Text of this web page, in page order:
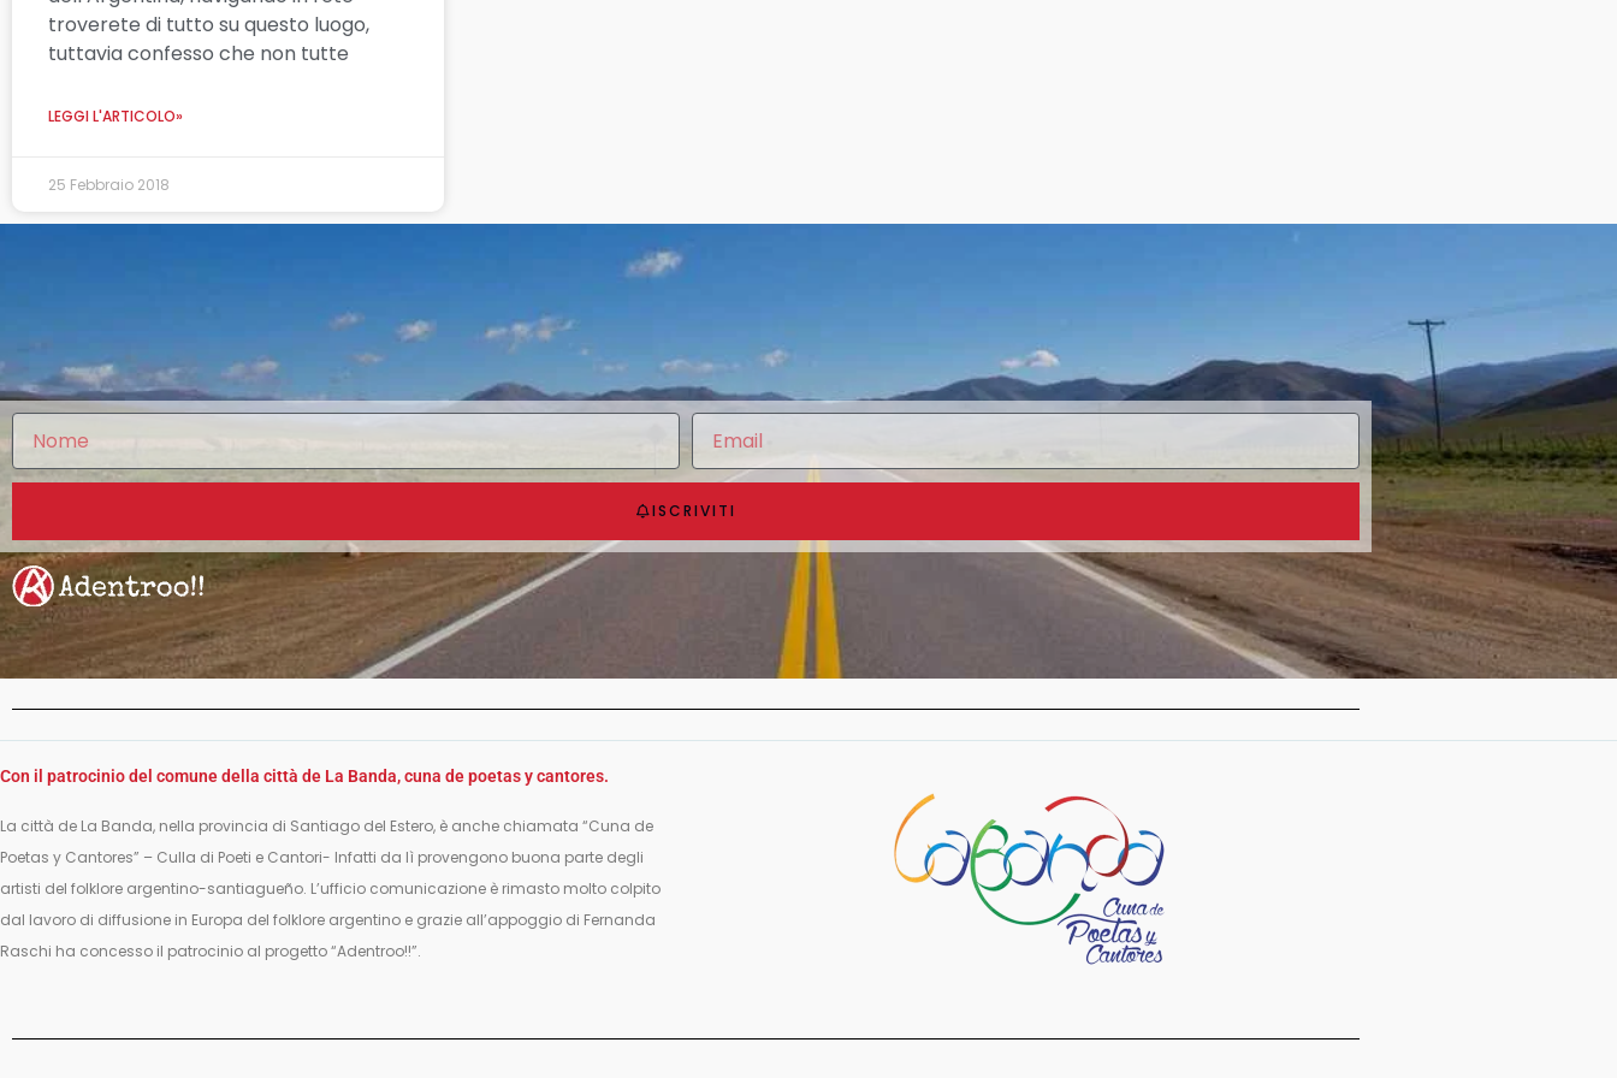
troverete di tutto su questo luogo,
tuttavia confesso che non tutte
LEGGI L'ARTICOLO»
25 Febbraio 2018
ISCRIVITI
Con il patrocinio del comune della città de La Banda, cuna de poetas y cantores.
La città de La Banda, nella provincia di Santiago del Estero, è anche chiamata “Cuna de
Poetas y Cantores” – Culla di Poeti e Cantori- Infatti da lì provengono buona parte degli
artisti del folklore argentino-santiagueño. L’ufficio comunicazione è rimasto molto colpito
dal lavoro di diffusione in Europa del folklore argentino e grazie all’appoggio di Fernanda
Raschi ha concesso il patrocinio al progetto “Adentroo!!”.